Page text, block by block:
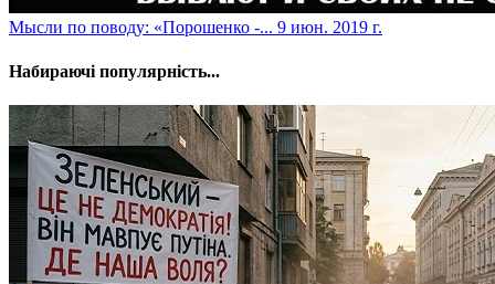
​Мысли по поводу: «Порошенко -... 9 июн. 2019 г.
Набираючі популярність...